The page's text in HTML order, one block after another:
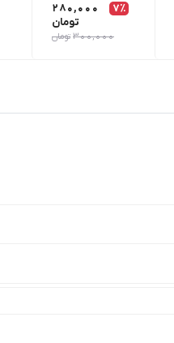
7٪
280,000
تومان
300,000 تومان